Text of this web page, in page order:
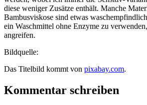
diese weniger Zusätze enthält. Manche
Bambusviskose sind etwas
ein Waschmittel ohne Enzyme zu
angreifen.
Bildquelle:
Das Titelbild kommt von pixabay.com.
Kommentar schreiben